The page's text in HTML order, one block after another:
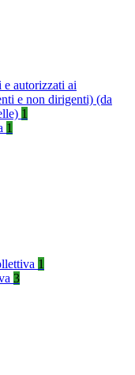
autorizzati ai
e non dirigenti) (da
1
1
1
3